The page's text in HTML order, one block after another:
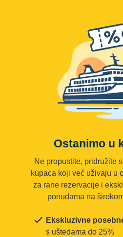
Ostanimo u
Ne propustite, pridružite
kupaca koji već uživaju u
za rane rezervacije i
ponudama na
Ekskluzivne
s uštedama do 25%